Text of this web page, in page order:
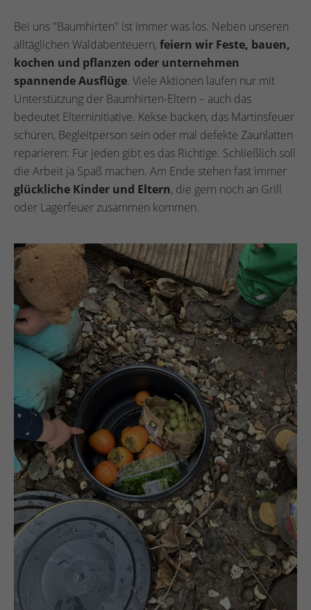
Bei uns "Baumhirten" ist immer was los. Neben unseren
alltäglichen Waldabenteuern,feiern wir Feste, bauen,
kochen und pflanzen oder unternehmen
spannende Ausflüge. Viele Aktionen laufen nur mit
Unterstützung der Baumhirten-Eltern – auch das
bedeutet Elterninitiative. Kekse backen, das Martinsfeuer
schüren, Begleitperson sein oder mal defekte Zaunlatten
reparieren: Für jeden gibt es das Richtige. Schließlich soll
die Arbeit ja Spaß machen. Am Ende stehen fast immer
glückliche Kinder und Eltern, die gern noch an Grill
oder Lagerfeuer zusammen kommen.